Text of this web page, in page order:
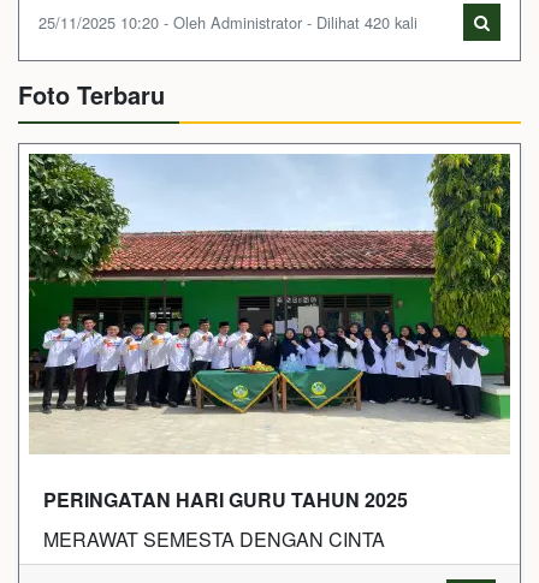
25/11/2025 10:20 - Oleh Administrator - Dilihat 420 kali
Foto Terbaru
PERINGATAN HARI GURU TAHUN 2025
MERAWAT SEMESTA DENGAN CINTA